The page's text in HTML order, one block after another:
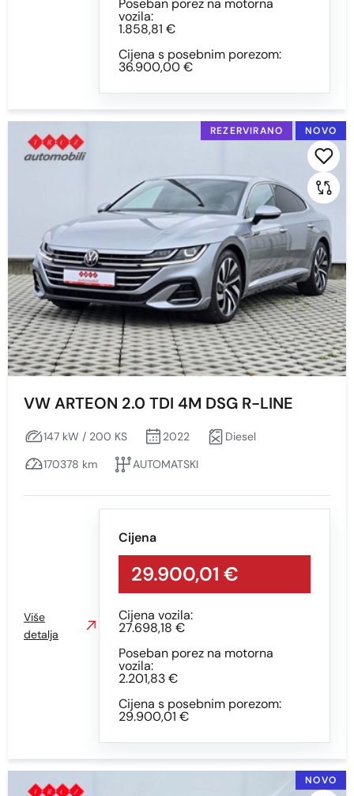
Poseban porez na motorna
vozila:
1.858,81 €
Cijena s posebnim porezom:
36.900,00 €
REZERVIRANO NOVO
VW ARTEON 2.0 TDI 4M DSG R-LINE
147 kW / 200 KS 2022
Diesel
170378 km
AUTOMATSKI
Cijena
29.900,01 €
Cijena vozila:
27.698,18 €
Poseban porez na motorna
vozila:
2.201,83 €
Cijena s posebnim porezom:
29.900,01 €
Više
detalja
NOVO